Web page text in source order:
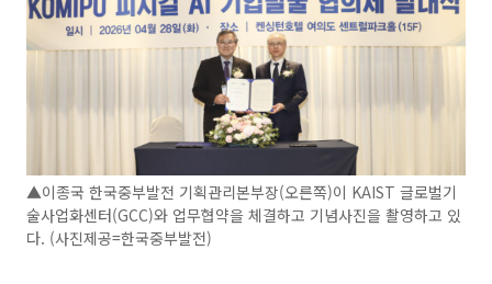
▲이종국 한국중부발전 기획관리본부장(오른쪽)이 KAIST 글로벌기
술사업화센터(GCC)와 업무협약을 체결하고 기념사진을 촬영하고 있
다. (사진제공=한국중부발전)